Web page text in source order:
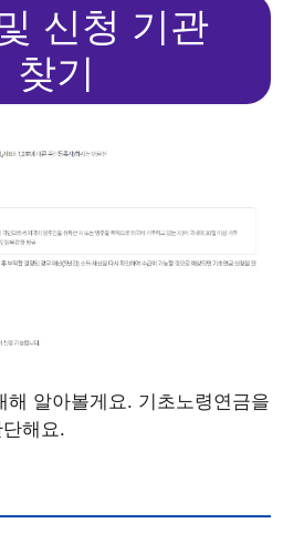
신청 기관
찾기
해 알아볼게요. 기초노령연금을
해요.